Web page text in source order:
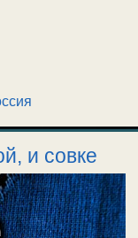
и совке